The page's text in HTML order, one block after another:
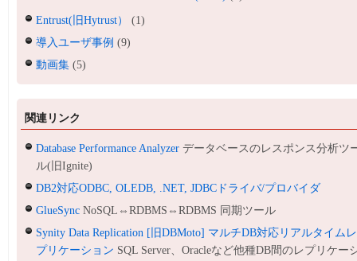
Entrust(旧Hytrust）
(1)
導入ユーザ事例 (9)
動画集 (5)
関連リンク
Database Performance Analyzer データベースのレスポンス分析ツ
ル(旧Ignite)
DB2対応ODBC, OLEDB, .NET, JDBCドライバ/プロバイダ
GlueSync NoSQL⇔RDBMS⇔RDBMS 同期ツール
Synity Data Replication [旧DBMoto] マルチDB対応リアルタイムレ
プリケーション SQL Server、Oracleなど他種DB間のレプリケー